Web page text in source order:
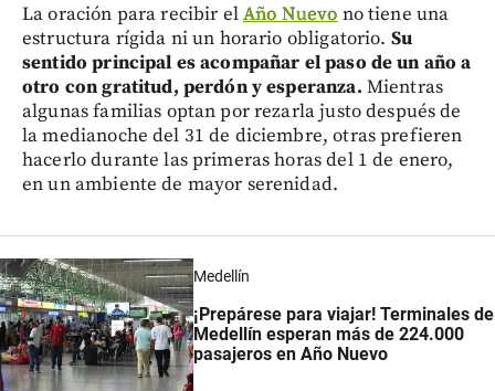
La oración para recibir elAño Nuevo no tiene una
estructura rígida ni un horario obligatorio. Su
sentido principal es acompañar el paso de un año a
otro con gratitud, perdón y esperanza. Mientras
algunas familias optan por rezarla justo después de
la medianoche del 31 de diciembre, otras prefieren
hacerlo durante las primeras horas del 1 de enero,
en un ambiente de mayor serenidad.
Medellín
¡Prepárese para viajar! Terminales de
Medellín esperan más de 224.000
pasajeros en Año Nuevo